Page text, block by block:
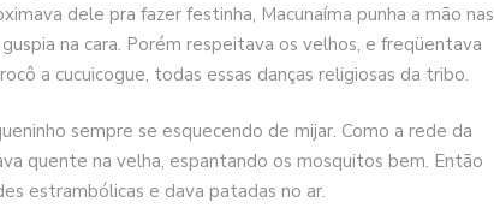
dele pra fazer festinha, Macunaíma punha a mão nas
na cara. Porém respeitava os velhos, e freqüentava
a cucuicogue, todas essas danças religiosas da tribo.
sempre se esquecendo de mijar. Como a rede da
quente na velha, espantando os mosquitos bem. Então
estrambólicas e dava patadas no ar.